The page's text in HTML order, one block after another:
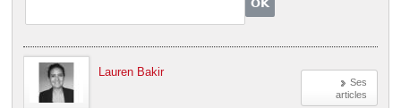
Ses
articles
Lauren Bakir